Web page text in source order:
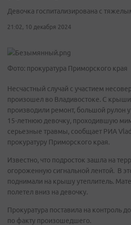
Девочка госпитализирована с
21:02, 10 декабря 2024
Фото: прокуратура Приморского края
Несчастный случай с участием
произошел во Владивостоке. С крыши
производили ремонт, большой рулон
15-летнюю девочку, проходившую
серьезные травмы, сообщает РИА
прокуратуру Приморского края.
Известно, что подросток зашла на
огороженную сигнальной лентой. В
поднимали на крышу утеплитель.
полетел вниз на девочку.
Прокуратура поставила на контроль
по факту произошедшего.